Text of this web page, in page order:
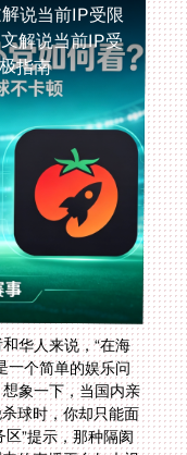
说当前IP受限
解说当前IP受
指南
华人来说，“在海
一个简单的娱乐问
象一下，当国内亲
球时，你却只能面
”提示，那种隔阂
的直播平台如央视
对海外IP进行了严
与熟悉的中文解说
解，如何通过选择
入国内的体育直播